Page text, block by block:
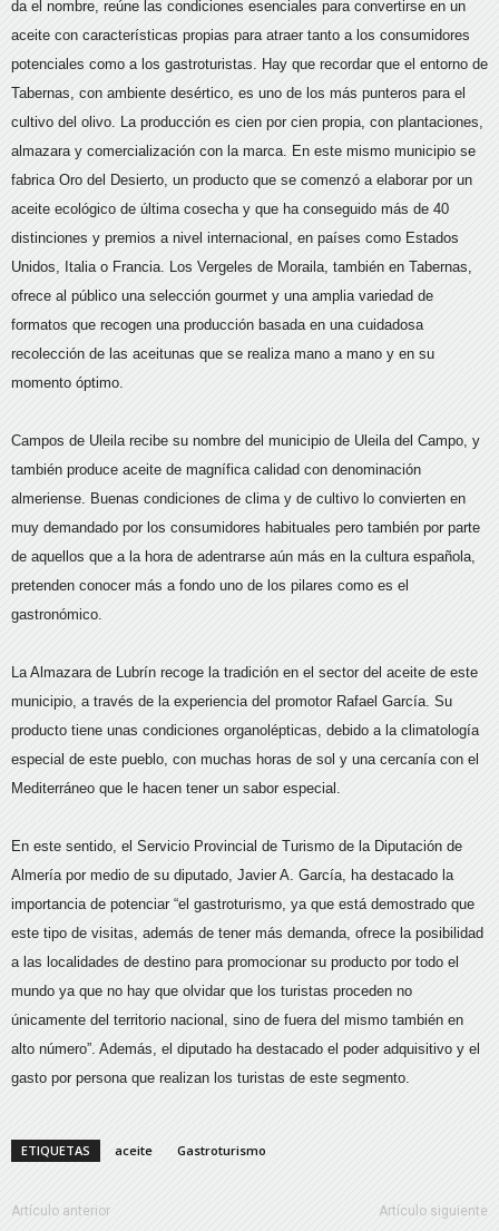
da el nombre, reúne las condiciones esenciales para convertirse en un
aceite con características propias para atraer tanto a los consumidores
potenciales como a los gastroturistas. Hay que recordar que el entorno de
Tabernas, con ambiente desértico, es uno de los más punteros para el
cultivo del olivo. La producción es cien por cien propia, con plantaciones,
almazara y comercialización con la marca. En este mismo municipio se
fabrica Oro del Desierto, un producto que se comenzó a elaborar por un
aceite ecológico de última cosecha y que ha conseguido más de 40
distinciones y premios a nivel internacional, en países como Estados
Unidos, Italia o Francia. Los Vergeles de Moraila, también en Tabernas,
ofrece al público una selección gourmet y una amplia variedad de
formatos que recogen una producción basada en una cuidadosa
recolección de las aceitunas que se realiza mano a mano y en su
momento óptimo.
Campos de Uleila recibe su nombre del municipio de Uleila del Campo, y
también produce aceite de magnífica calidad con denominación
almeriense. Buenas condiciones de clima y de cultivo lo convierten en
muy demandado por los consumidores habituales pero también por parte
de aquellos que a la hora de adentrarse aún más en la cultura española,
pretenden conocer más a fondo uno de los pilares como es el
gastronómico.
La Almazara de Lubrín recoge la tradición en el sector del aceite de este
municipio, a través de la experiencia del promotor Rafael García. Su
producto tiene unas condiciones organolépticas, debido a la climatología
especial de este pueblo, con muchas horas de sol y una cercanía con el
Mediterráneo que le hacen tener un sabor especial.
En este sentido, el Servicio Provincial de Turismo de la Diputación de
Almería por medio de su diputado, Javier A. García, ha destacado la
importancia de potenciar “el gastroturismo, ya que está demostrado que
este tipo de visitas, además de tener más demanda, ofrece la posibilidad
a las localidades de destino para promocionar su producto por todo el
mundo ya que no hay que olvidar que los turistas proceden no
únicamente del territorio nacional, sino de fuera del mismo también en
alto número”. Además, el diputado ha destacado el poder adquisitivo y el
gasto por persona que realizan los turistas de este segmento.
ETIQUETAS aceite Gastroturismo
Artículo anterior Artículo siguiente